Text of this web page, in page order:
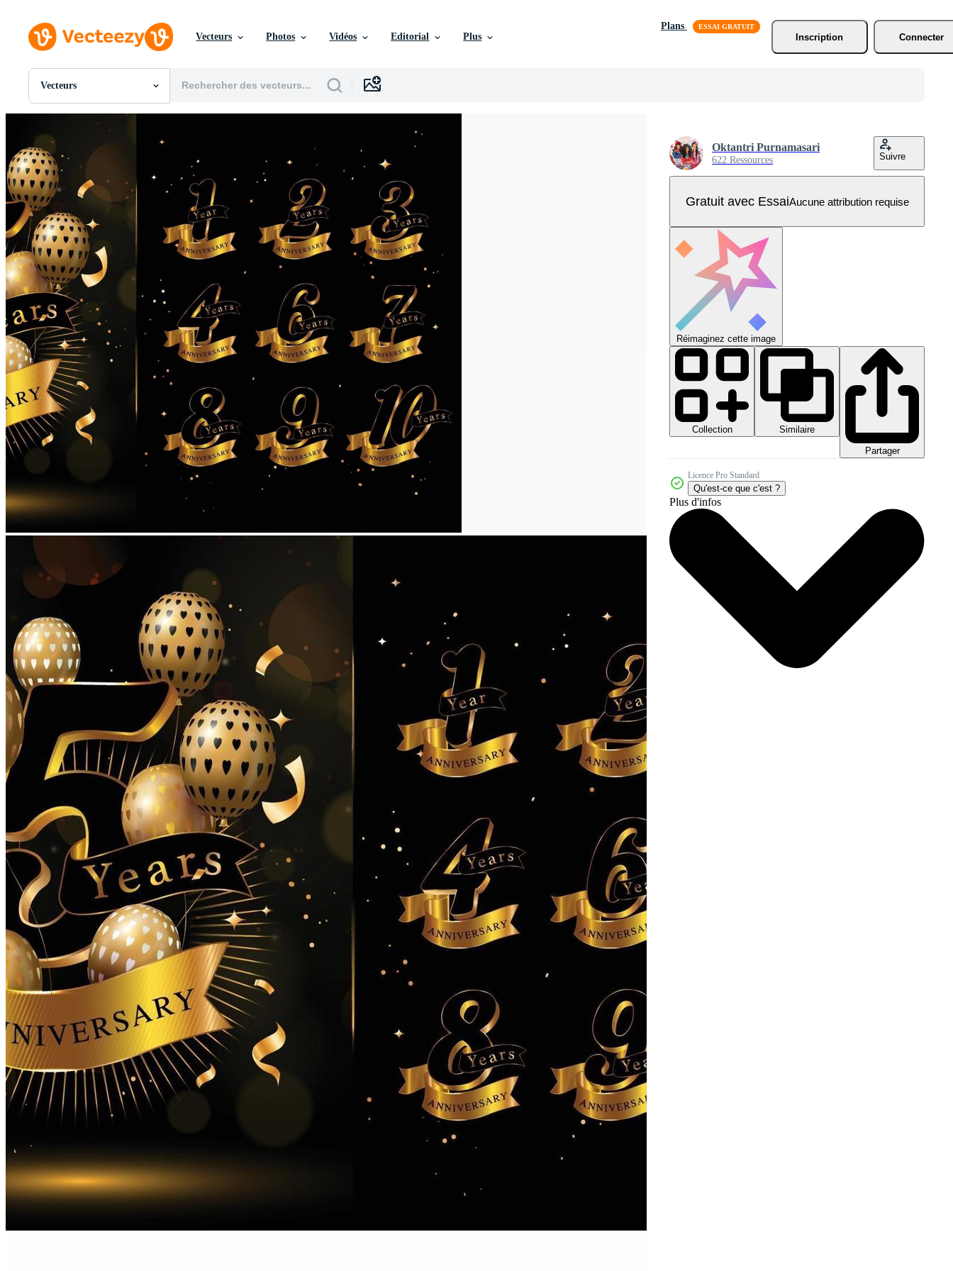
Vecteurs Photos Vidéos Editorial Plus
Plans
Inscription
Connecter
Vecteurs
Toutes Images
SVGs
Modèles
Vecteurs
Motion graphics
Images Éditoriales
Événements Éditoriaux
Oktantri Purnamasari
622 Ressources Suivre
Gratuit avec EssaiAucune attribution requise
Réimaginez cette image
Collection
Similaire
Partager
Licence Pro Standard
Qu'est-ce que c'est ?
Plus d'infos